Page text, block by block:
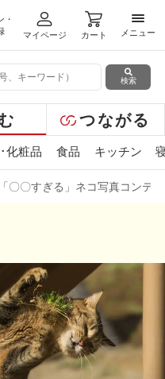
・
マイページ カート
メニ
メニュー
検索
つながる
化粧品 食品 キッチン
「〇〇すぎる」ネコ写真コンテ